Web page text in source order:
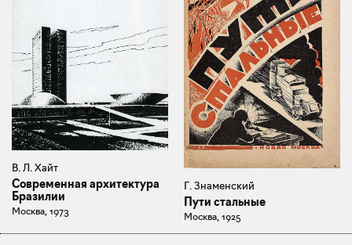
В. Л. Хайт
Современная архитектура
Бразилии
Москва, 1973
Г. Знаменский
Пути стальные
Москва, 1925